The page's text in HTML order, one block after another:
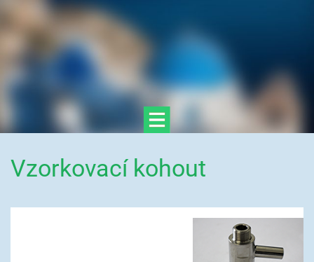
Vzorkovací kohout